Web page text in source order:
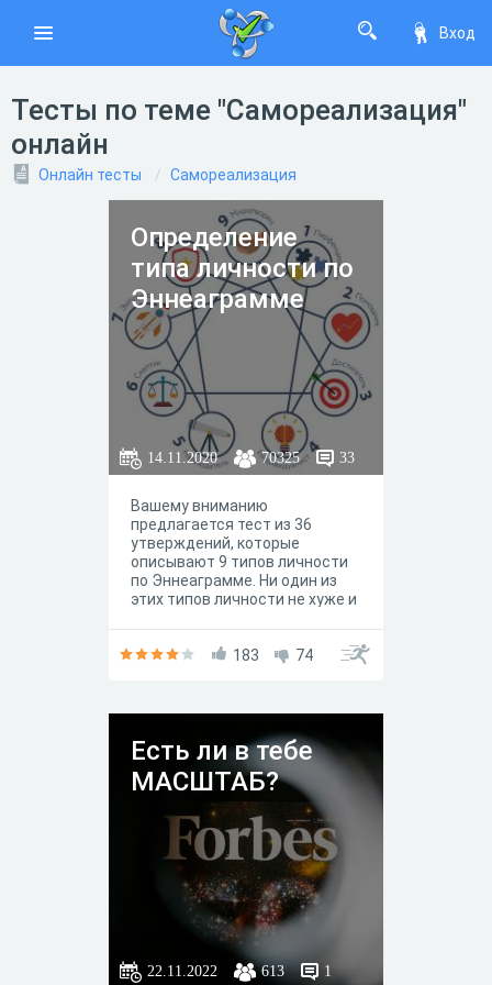
Вход
Тесты по теме "Самореализация"
онлайн
Онлайн тесты Самореализация
Определение
типа личности по
Эннеаграмме
14.11.2020 70325 33
Вашему вниманию
предлагается тест из 36
утверждений, которые
описывают 9 типов личности
по Эннеаграмме. Ни один из
этих типов личности не хуже и
полного описания личности
есть краткая характеристика
183 74
Есть ли в тебе
МАСШТАБ?
22.11.2022 613 1